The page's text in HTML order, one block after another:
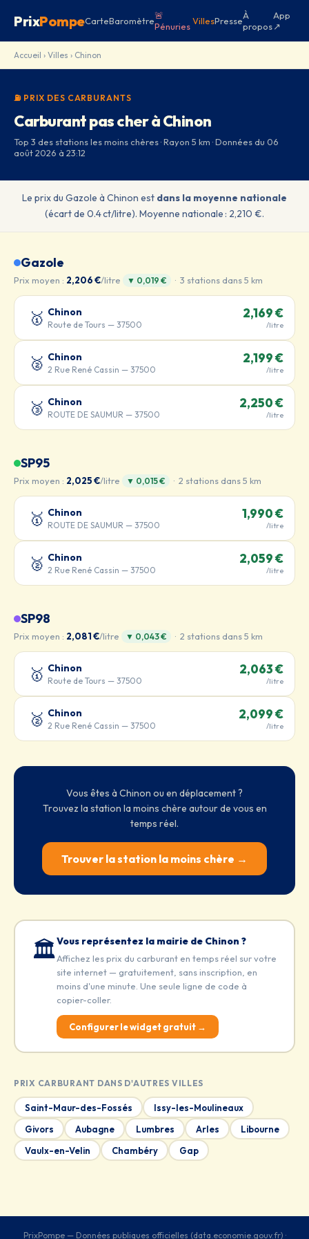
PrixPompeCarteBaromètre🚨
Pénuries VillesPresseÀ
propos
App
↗
Accueil › Villes › Chinon
⛽ PRIX DES CARBURANTS
Carburant pas cher à Chinon
Top 3 des stations les moins chères · Rayon 5 km · Données du 06
août 2026 à 23:12
Le prix du Gazole à Chinon est dans la moyenne nationale
(écart de 0.4 ct/litre). Moyenne nationale : 2,210 €.
Gazole
Prix moyen : 2,206 €/litre ▼ 0,019 € · 3 stations dans 5 km
🥇 Chinon
Route de Tours — 37500
2,169 €
/litre
🥈 Chinon
2 Rue René Cassin — 37500
2,199 €
/litre
🥉 Chinon
ROUTE DE SAUMUR — 37500
2,250 €
/litre
SP95
Prix moyen : 2,025 €/litre ▼ 0,015 € · 2 stations dans 5 km
🥇 Chinon
ROUTE DE SAUMUR — 37500
1,990 €
/litre
🥈 Chinon
2 Rue René Cassin — 37500
2,059 €
/litre
SP98
Prix moyen : 2,081 €/litre ▼ 0,043 € · 2 stations dans 5 km
🥇 Chinon
Route de Tours — 37500
2,063 €
/litre
🥈 Chinon
2 Rue René Cassin — 37500
2,099 €
/litre
Vous êtes à Chinon ou en déplacement ?
Trouvez la station la moins chère autour de vous en
temps réel.
Trouver la station la moins chère →
🏛️Vous représentez la mairie de Chinon ?
Affichez les prix du carburant en temps réel sur votre
site internet — gratuitement, sans inscription, en
moins d'une minute. Une seule ligne de code à
copier-coller.
Configurer le widget gratuit →
PRIX CARBURANT DANS D'AUTRES VILLES
Saint-Maur-des-Fossés
Issy-les-Moulineaux
Givors
Aubagne Lumbres Arles
Libourne
Vaulx-en-Velin
Chambéry Gap
PrixPompe — Données publiques officielles (data.economie.gouv.fr) ·